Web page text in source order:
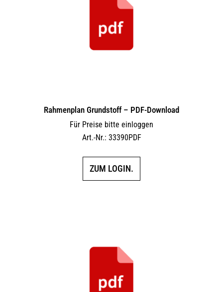
Rahmenplan Grundstoff – PDF-Download
Für Preise bitte einloggen
Art.-Nr.: 33390PDF
ZUM LOGIN.